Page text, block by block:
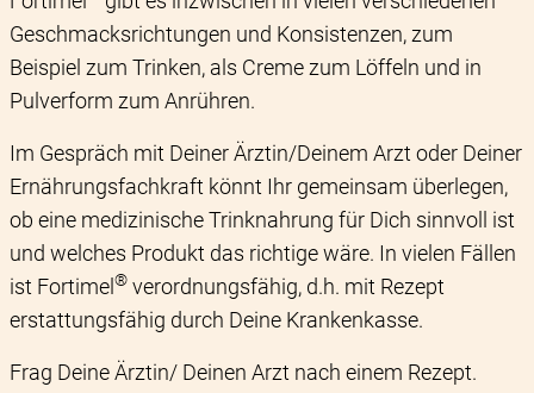
Geschmacksrichtungen und Konsistenzen, zum
Beispiel zum Trinken, als Creme zum Löffeln und in
Pulverform zum Anrühren.
Im Gespräch mit Deiner Ärztin/Deinem Arzt oder Deiner
Ernährungsfachkraft könnt Ihr gemeinsam überlegen,
ob eine medizinische Trinknahrung für Dich sinnvoll ist
und welches Produkt das richtige wäre. In vielen Fällen
ist Fortimel ® verordnungsfähig, d.h. mit Rezept
erstattungsfähig durch Deine Krankenkasse.
Frag Deine Ärztin/ Deinen Arzt nach einem Rezept.